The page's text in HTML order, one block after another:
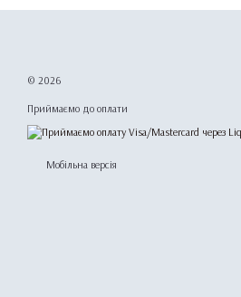
© 2026
Приймаємо до оплати
Мобільна версія